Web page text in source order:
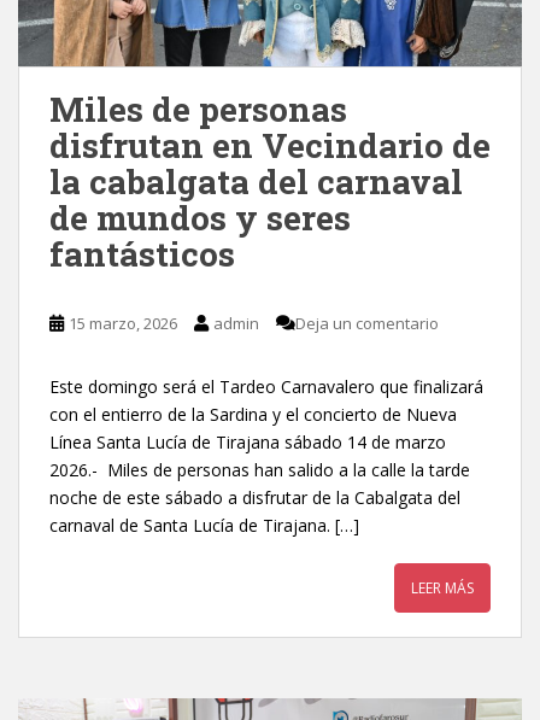
Miles de personas
disfrutan en Vecindario de
la cabalgata del carnaval
de mundos y seres
fantásticos
15 marzo, 2026 admin Deja un comentario
Este domingo será el Tardeo Carnavalero que finalizará
con el entierro de la Sardina y el concierto de Nueva
Línea Santa Lucía de Tirajana sábado 14 de marzo
2026.- Miles de personas han salido a la calle la tarde
noche de este sábado a disfrutar de la Cabalgata del
carnaval de Santa Lucía de Tirajana. […]
LEER MÁS